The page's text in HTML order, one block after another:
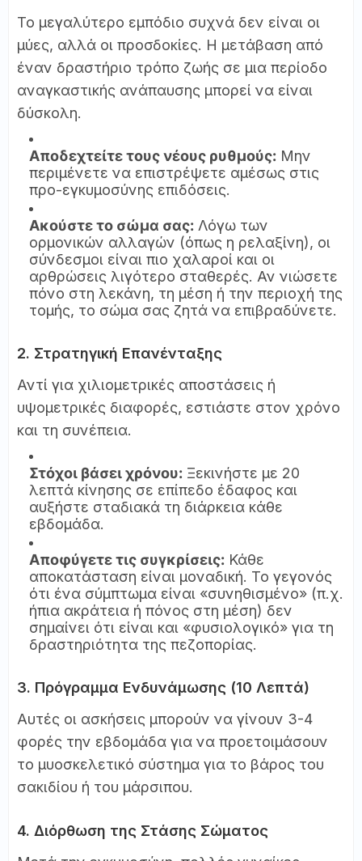
Το μεγαλύτερο εμπόδιο συχνά δεν είναι οι
μύες, αλλά οι προσδοκίες. Η μετάβαση από
έναν δραστήριο τρόπο ζωής σε μια περίοδο
αναγκαστικής ανάπαυσης μπορεί να είναι
δύσκολη.
Αποδεχτείτε τους νέους ρυθμούς: Μην
περιμένετε να επιστρέψετε αμέσως στις
προ-εγκυμοσύνης επιδόσεις.
Ακούστε το σώμα σας: Λόγω των
ορμονικών αλλαγών (όπως η ρελαξίνη), οι
σύνδεσμοι είναι πιο χαλαροί και οι
αρθρώσεις λιγότερο σταθερές. Αν νιώσετε
πόνο στη λεκάνη, τη μέση ή την περιοχή της
τομής, το σώμα σας ζητά να επιβραδύνετε.
2. Στρατηγική Επανένταξης
Αντί για χιλιομετρικές αποστάσεις ή
υψομετρικές διαφορές, εστιάστε στον χρόνο
και τη συνέπεια.
Στόχοι βάσει χρόνου: Ξεκινήστε με 20
λεπτά κίνησης σε επίπεδο έδαφος και
αυξήστε σταδιακά τη διάρκεια κάθε
εβδομάδα.
Αποφύγετε τις συγκρίσεις: Κάθε
αποκατάσταση είναι μοναδική. Το γεγονός
ότι ένα σύμπτωμα είναι «συνηθισμένο» (π.χ.
ήπια ακράτεια ή πόνος στη μέση) δεν
σημαίνει ότι είναι και «φυσιολογικό» για τη
δραστηριότητα της πεζοπορίας.
3. Πρόγραμμα Ενδυνάμωσης (10 Λεπτά)
Αυτές οι ασκήσεις μπορούν να γίνουν 3-4
φορές την εβδομάδα για να προετοιμάσουν
το μυοσκελετικό σύστημα για το βάρος του
σακιδίου ή του μάρσιπου.
4. Διόρθωση της Στάσης Σώματος